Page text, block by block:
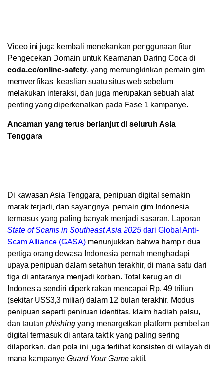
Video ini juga kembali menekankan penggunaan fitur
Pengecekan Domain untuk Keamanan Daring Coda di
coda.co/online-safety, yang memungkinkan pemain gim
memverifikasi keaslian suatu situs web sebelum
melakukan interaksi, dan juga merupakan sebuah alat
penting yang diperkenalkan pada Fase 1 kampanye.
Ancaman yang terus berlanjut di seluruh Asia
Tenggara
Di kawasan Asia Tenggara, penipuan digital semakin
marak terjadi, dan sayangnya, pemain gim Indonesia
termasuk yang paling banyak menjadi sasaran. Laporan
State of Scams in Southeast Asia 2025 dari Global Anti-
Scam Alliance (GASA) menunjukkan bahwa hampir dua
pertiga orang dewasa Indonesia pernah menghadapi
upaya penipuan dalam setahun terakhir, di mana satu dari
tiga di antaranya menjadi korban. Total kerugian di
Indonesia sendiri diperkirakan mencapai Rp. 49 triliun
(sekitar US$3,3 miliar) dalam 12 bulan terakhir. Modus
penipuan seperti peniruan identitas, klaim hadiah palsu,
dan tautan phishing yang menargetkan platform pembelian
digital termasuk di antara taktik yang paling sering
dilaporkan, dan pola ini juga terlihat konsisten di wilayah di
mana kampanye Guard Your Game aktif.